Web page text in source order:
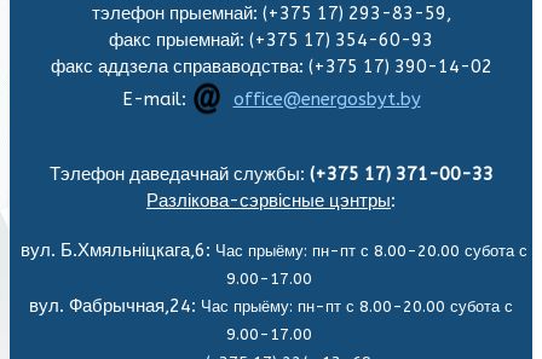
тэлефон прыемнай: (+375 17) 293-83-59,
факс прыемнай: (+375 17) 354-60-93
факс аддзела справаводства: (+375 17) 390-14-02
E-mail:
office@energosbyt.by
Тэлефон даведачнай службы: (+375 17) 371-00-33
Разлікова-сэрвісные цэнтры:
вул. Б.Хмяльніцкага,6: Час прыёму: пн-пт с 8.00-20.00 субота с
9.00-17.00
вул. Фабрычная,24: Час прыёму: пн-пт с 8.00-20.00 субота с
9.00-17.00